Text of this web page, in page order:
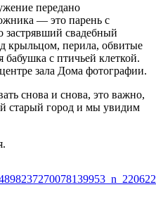
передано
— это парень с
застрявший свадебный
крыльцом, перила, обвитые
с птичьей клеткой.
зала Дома фотографии.
снова и снова, это важно,
старый город и мы увидим